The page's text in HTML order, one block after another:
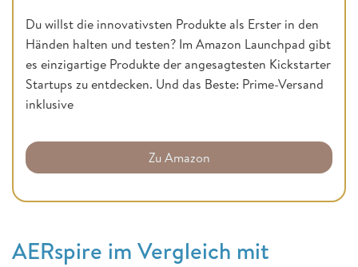
Du willst die innovativsten Produkte als Erster in den
Händen halten und testen? Im Amazon Launchpad gibt
es einzigartige Produkte der angesagtesten Kickstarter
Startups zu entdecken. Und das Beste: Prime-Versand
inklusive
Zu Amazon
AERspire im Vergleich mit